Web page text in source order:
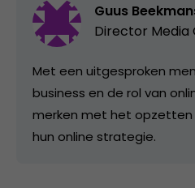
Guus
Director Media
Met een uitgesproken
business en de rol van
merken met het opzetten
hun online strategie.